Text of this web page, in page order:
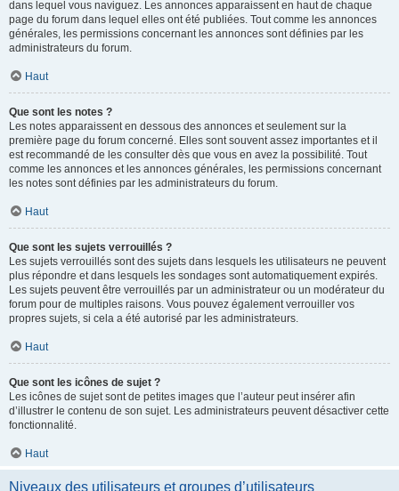
dans lequel vous naviguez. Les annonces apparaissent en haut de chaque
page du forum dans lequel elles ont été publiées. Tout comme les annonces
générales, les permissions concernant les annonces sont définies par les
administrateurs du forum.
Haut
Que sont les notes ?
Les notes apparaissent en dessous des annonces et seulement sur la
première page du forum concerné. Elles sont souvent assez importantes et il
est recommandé de les consulter dès que vous en avez la possibilité. Tout
comme les annonces et les annonces générales, les permissions concernant
les notes sont définies par les administrateurs du forum.
Haut
Que sont les sujets verrouillés ?
Les sujets verrouillés sont des sujets dans lesquels les utilisateurs ne peuvent
plus répondre et dans lesquels les sondages sont automatiquement expirés.
Les sujets peuvent être verrouillés par un administrateur ou un modérateur du
forum pour de multiples raisons. Vous pouvez également verrouiller vos
propres sujets, si cela a été autorisé par les administrateurs.
Haut
Que sont les icônes de sujet ?
Les icônes de sujet sont de petites images que l’auteur peut insérer afin
d’illustrer le contenu de son sujet. Les administrateurs peuvent désactiver cette
fonctionnalité.
Haut
Niveaux des utilisateurs et groupes d’utilisateurs